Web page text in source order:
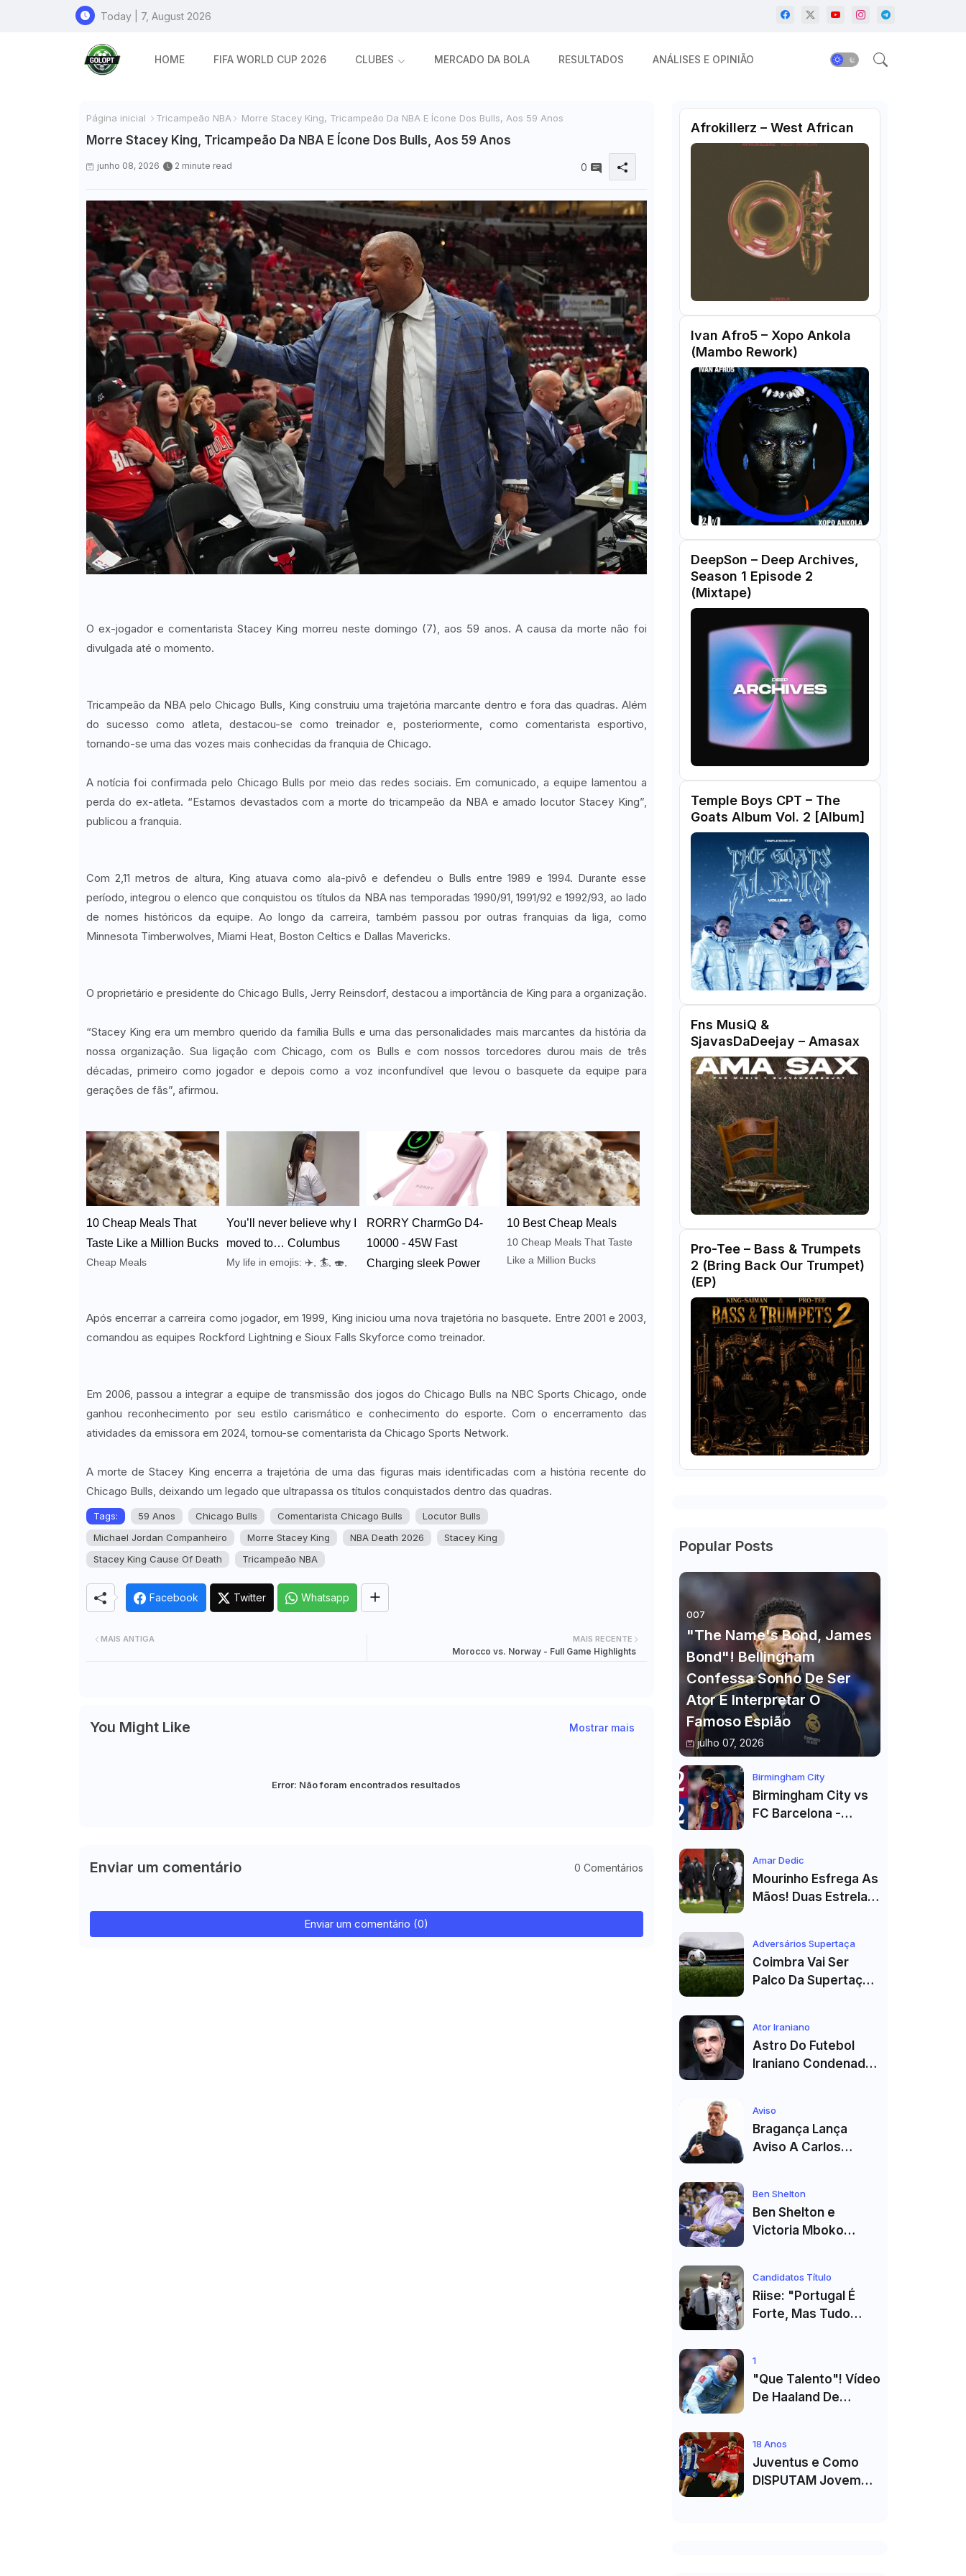
Today | 7, August 2026
HOME FIFA WORLD CUP 2026 CLUBES MERCADO DA BOLA RESULTADOS ANÁLISES E OPINIÃO
Página inicial Tricampeão NBA Morre Stacey King, Tricampeão Da NBA E Ícone Dos Bulls, Aos 59 Anos
Morre Stacey King, Tricampeão Da NBA E Ícone Dos Bulls, Aos 59 Anos
junho 08, 2026 2 minute read 0
O ex-jogador e comentarista Stacey King morreu neste domingo (7), aos 59 anos. A causa da morte não foi
divulgada até o momento.
Tricampeão da NBA pelo Chicago Bulls, King construiu uma trajetória marcante dentro e fora das quadras. Além
do sucesso como atleta, destacou-se como treinador e, posteriormente, como comentarista esportivo,
tornando-se uma das vozes mais conhecidas da franquia de Chicago.
A notícia foi confirmada pelo Chicago Bulls por meio das redes sociais. Em comunicado, a equipe lamentou a
perda do ex-atleta. “Estamos devastados com a morte do tricampeão da NBA e amado locutor Stacey King”,
publicou a franquia.
Com 2,11 metros de altura, King atuava como ala-pivô e defendeu o Bulls entre 1989 e 1994. Durante esse
período, integrou o elenco que conquistou os títulos da NBA nas temporadas 1990/91, 1991/92 e 1992/93, ao lado
de nomes históricos da equipe. Ao longo da carreira, também passou por outras franquias da liga, como
Minnesota Timberwolves, Miami Heat, Boston Celtics e Dallas Mavericks.
O proprietário e presidente do Chicago Bulls, Jerry Reinsdorf, destacou a importância de King para a organização.
“Stacey King era um membro querido da família Bulls e uma das personalidades mais marcantes da história da
nossa organização. Sua ligação com Chicago, com os Bulls e com nossos torcedores durou mais de três
décadas, primeiro como jogador e depois como a voz inconfundível que levou o basquete da equipe para
gerações de fãs”, afirmou.
10 Cheap Meals That
Taste Like a Million Bucks
Cheap Meals
You’ll never believe why I
moved to… Columbus
My life in emojis: ✈️, 🏄, 🍣,
RORRY CharmGo D4-
10000 - 45W Fast
Charging sleek Power
10000mAh power bank with
45W fast charging Apple
10 Best Cheap Meals
10 Cheap Meals That Taste
Like a Million Bucks
Após encerrar a carreira como jogador, em 1999, King iniciou uma nova trajetória no basquete. Entre 2001 e 2003,
comandou as equipes Rockford Lightning e Sioux Falls Skyforce como treinador.
Em 2006, passou a integrar a equipe de transmissão dos jogos do Chicago Bulls na NBC Sports Chicago, onde
ganhou reconhecimento por seu estilo carismático e conhecimento do esporte. Com o encerramento das
atividades da emissora em 2024, tornou-se comentarista da Chicago Sports Network.
A morte de Stacey King encerra a trajetória de uma das figuras mais identificadas com a história recente do
Chicago Bulls, deixando um legado que ultrapassa os títulos conquistados dentro das quadras.
Tags: 59 Anos Chicago Bulls Comentarista Chicago Bulls
Locutor Bulls
Michael Jordan Companheiro
Morre Stacey King NBA Death 2026
Stacey King
Stacey King Cause Of Death
Tricampeão NBA
Facebook Twitter Whatsapp
MAIS RECENTE
Morocco vs. Norway - Full Game Highlights
MAIS ANTIGA
You Might Like Mostrar mais
Error: Não foram encontrados resultados
Enviar um comentário 0 Comentários
Enviar um comentário (0)
Afrokillerz – West African
Ivan Afro5 – Xopo Ankola
(Mambo Rework)
DeepSon – Deep Archives,
Season 1 Episode 2
(Mixtape)
Temple Boys CPT – The
Goats Album Vol. 2 [Album]
Fns MusiQ &
SjavasDaDeejay – Amasax
Pro-Tee – Bass & Trumpets
2 (Bring Back Our Trumpet)
(EP)
Popular Posts
007
"The Name's Bond, James
Bond"! Bellingham
Confessa Sonho De Ser
Ator E Interpretar O
Famoso Espião
julho 07, 2026
Birmingham City
Birmingham City vs
FC Barcelona -
Amar Dedic
Mourinho Esfrega As
Mãos! Duas Estrelas
Madrid
Adversários Supertaça
Coimbra Vai Ser
Palco Da Supertaça
E Adversários
Confirmados
Ator Iraniano
Astro Do Futebol
Iraniano Condenado
Acusado De Estupro
E Sequestro
Aviso
Bragança Lança
Aviso A Carlos
O Sp. Braga
Ben Shelton
Ben Shelton e
Victoria Mboko
Masters 1000 de
Toronto
Candidatos Título
Riise: "Portugal É
Forte, Mas Tudo
Ronaldo"
1
"Que Talento"! Vídeo
De Haaland De
Internet
18 Anos
Juventus e Como
DISPUTAM Jovem